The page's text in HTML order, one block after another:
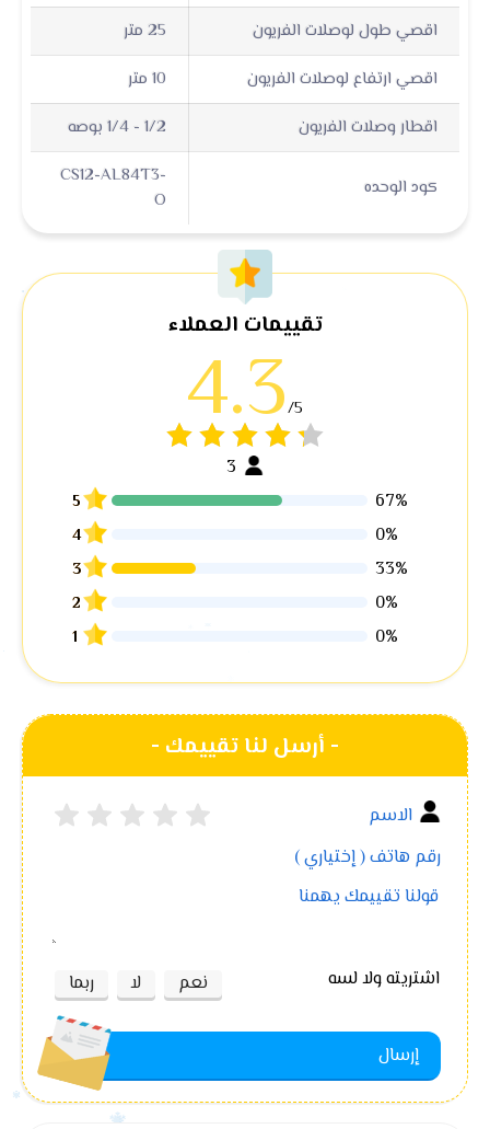
25 متر
اقصي طول لوصلات الفريون
10 متر
اقصي ارتفاع لوصلات الفريون
1/2 - 1/4 بوصه
اقطار وصلات الفريون
CS12-AL84T3-
O
كود الوحده
تقييمات العملاء
4.3/5
3
5 67%
4 0%
3 33%
2 0%
1 0%
- أرسل لنا تقييمك -
اشتريته ولا لسه ربما لا نعم
إرسال